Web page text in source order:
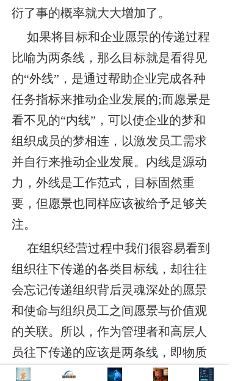
衍了事的概率就大大增加了。
如果将目标和企业愿景的传递过程
比喻为两条线，那么目标就是看得见
的“外线”，是通过帮助企业完成各种
任务指标来推动企业发展的;而愿景是
看不见的“内线”，可以使企业的梦和
组织成员的梦相连，以激发员工需求
并自行来推动企业发展。内线是源动
力，外线是工作范式，目标固然重
要，但愿景也同样应该被给予足够关
注。
在组织经营过程中我们很容易看到
组织往下传递的各类目标线，却往往
会忘记传递组织背后灵魂深处的愿景
和使命与组织员工之间愿景与价值观
的关联。所以，作为管理者和高层人
员往下传递的应该是两条线，即物质
的目标线和精神的愿景线。只有这